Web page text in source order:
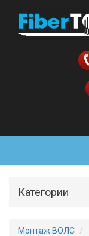
Категории
Монтаж ВОЛС